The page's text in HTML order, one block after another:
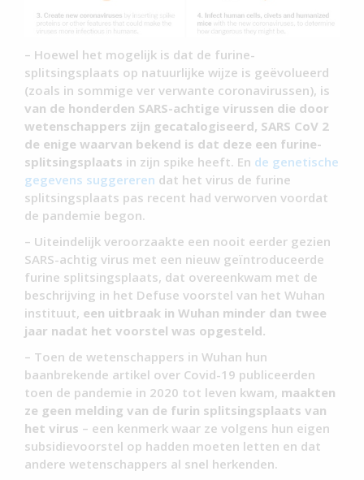
– Hoewel het mogelijk is dat de furine-
splitsingsplaats op natuurlijke wijze is geëvolueerd
(zoals in sommige ver verwante coronavirussen), is
van de honderden SARS-achtige virussen die door
wetenschappers zijn gecatalogiseerd, SARS CoV 2
de enige waarvan bekend is dat deze een furine-
splitsingsplaats in zijn spike heeft. En de genetische
gegevens suggereren dat het virus de furine
splitsingsplaats pas recent had verworven voordat
de pandemie begon.
– Uiteindelijk veroorzaakte een nooit eerder gezien
SARS-achtig virus met een nieuw geïntroduceerde
furine splitsingsplaats, dat overeenkwam met de
beschrijving in het Defuse voorstel van het Wuhan
instituut, een uitbraak in Wuhan minder dan twee
jaar nadat het voorstel was opgesteld.
– Toen de wetenschappers in Wuhan hun
baanbrekende artikel over Covid-19 publiceerden
toen de pandemie in 2020 tot leven kwam, maakten
ze geen melding van de furin splitsingsplaats van
het virus – een kenmerk waar ze volgens hun eigen
subsidievoorstel op hadden moeten letten en dat
andere wetenschappers al snel herkenden.